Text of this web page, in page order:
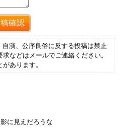
演、公序良俗に反する投稿は禁止
などはメールでご連絡ください。
あります。
に見えだろうな